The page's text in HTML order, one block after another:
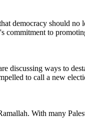
democracy should
commitment to
discussing ways to
to call a new
With many